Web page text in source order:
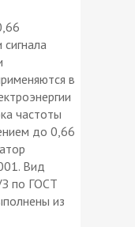
в
частоты
до 0,66
Вид
по ГОСТ
из